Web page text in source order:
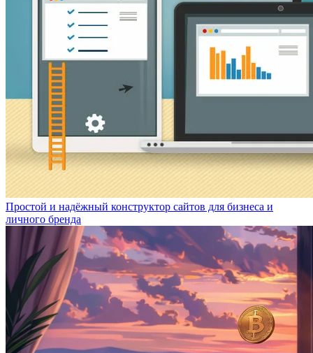
Простой и надёжный конструктор сайтов для бизнеса и
личного бренда